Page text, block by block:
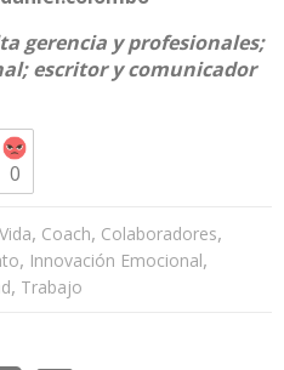
gerencia y profesionales;
escritor y comunicador
0
Vida, Coach, Colaboradores,
, Innovación Emocional,
, Trabajo